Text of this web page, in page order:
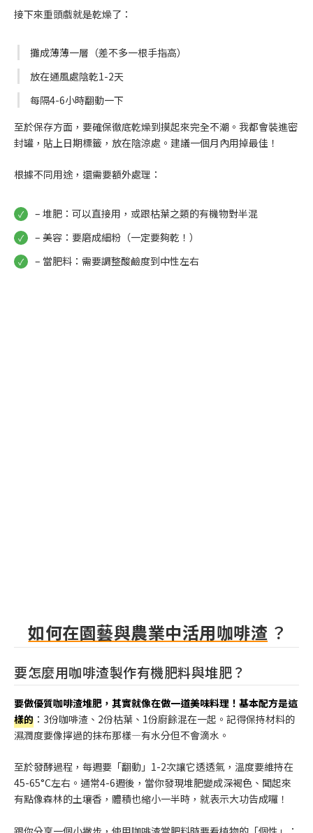
接下來重頭戲就是乾燥了：
攤成薄薄一層（差不多一根手指高）
放在通風處陰乾1-2天
每隔4-6小時翻動一下
至於保存方面，要確保徹底乾燥到摸起來完全不潮。我都會裝進密
封罐，貼上日期標籤，放在陰涼處。建議一個月內用掉最佳！
根據不同用途，還需要額外處理：
– 堆肥：可以直接用，或跟枯葉之類的有機物對半混
– 美容：要磨成細粉（一定要夠乾！）
– 當肥料：需要調整酸鹼度到中性左右
如何在園藝與農業中活用咖啡渣 ？
要怎麼用咖啡渣製作有機肥料與堆肥？
要做優質咖啡渣堆肥，其實就像在做一道美味料理！基本配方是這
樣的 ：3份咖啡渣、2份枯葉、1份廚餘混在一起。記得保持材料的
濕潤度要像擰過的抹布那樣—有水分但不會滴水。
至於發酵過程，每週要「翻動」1-2次讓它透透氣，溫度要維持在
45-65°C左右。通常4-6週後，當你發現堆肥變成深褐色、聞起來
有點像森林的土壤香，體積也縮小一半時，就表示大功告成囉！